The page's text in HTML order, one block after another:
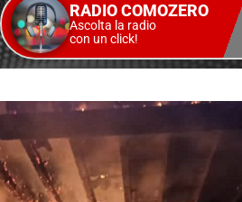
RADIO COMOZERO
Ascolta la radio
con un click!